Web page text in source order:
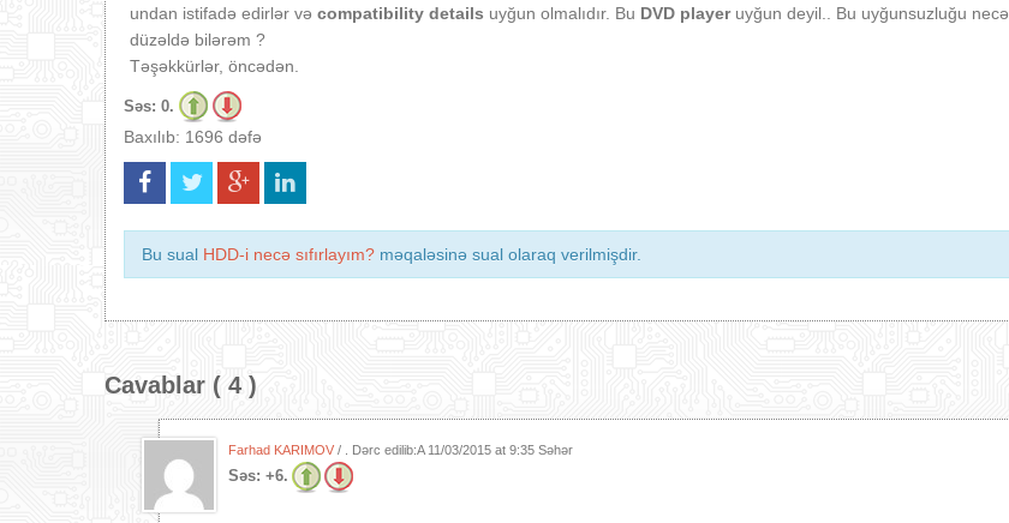
undan istifadə edirlər və compatibility details uyğun olmalıdır. Bu DVD playeruyğun deyil.. Bu uyğunsuzluğu necə
düzəldə bilərəm ?
Təşəkkürlər, öncədən.
Səs: 0.
Baxılıb: 1696 dəfə
Bu sual HDD-i necə sıfırlayım? məqaləsinə sual olaraq verilmişdir.
Cavablar ( 4 )
Farhad KARIMOV / . Dərc edilib:A 11/03/2015 at 9:35 Səhər
Səs: +6.